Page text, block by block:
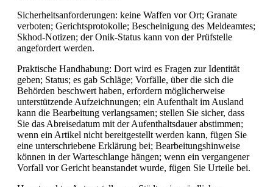
Sicherheitsanforderungen: keine Waffen vor Ort; Granate
verboten; Gerichtsprotokolle; Bescheinigung des Meldeamtes;
Skhod-Notizen; der Onik-Status kann von der Prüfstelle
angefordert werden.
Praktische Handhabung: Dort wird es Fragen zur Identität
geben; Status; es gab Schläge; Vorfälle, über die sich die
Behörden beschwert haben, erfordern möglicherweise
unterstützende Aufzeichnungen; ein Aufenthalt im Ausland
kann die Bearbeitung verlangsamen; stellen Sie sicher, dass
Sie das Abreisedatum mit der Aufenthaltsdauer abstimmen;
wenn ein Artikel nicht bereitgestellt werden kann, fügen Sie
eine unterschriebene Erklärung bei; Bearbeitungshinweise
können in der Warteschlange hängen; wenn ein vergangener
Vorfall vor Gericht beanstandet wurde, fügen Sie Urteile bei.